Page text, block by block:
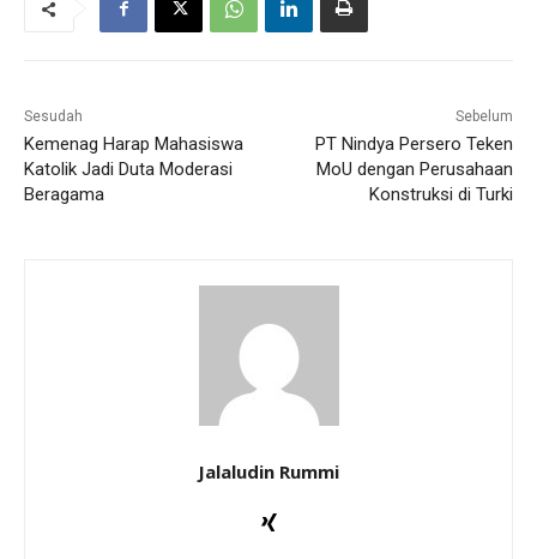
Sesudah
Kemenag Harap Mahasiswa
Katolik Jadi Duta Moderasi
Beragama
Sebelum
PT Nindya Persero Teken
MoU dengan Perusahaan
Konstruksi di Turki
Jalaludin Rummi